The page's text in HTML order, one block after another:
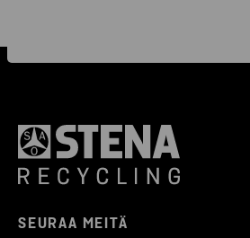
SEURAA MEITÄ